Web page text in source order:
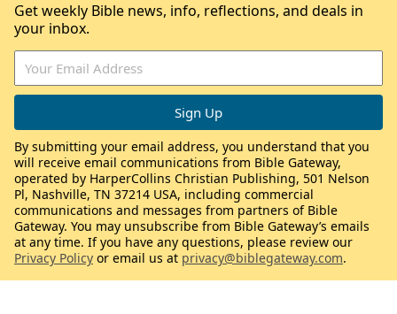
Get weekly Bible news, info, reflections, and deals in
your inbox.
By submitting your email address, you understand that you
will receive email communications from Bible Gateway,
operated by HarperCollins Christian Publishing, 501 Nelson
Pl, Nashville, TN 37214 USA, including commercial
communications and messages from partners of Bible
Gateway. You may unsubscribe from Bible Gateway’s emails
at any time. If you have any questions, please review our
Privacy Policy or email us at privacy@biblegateway.com.